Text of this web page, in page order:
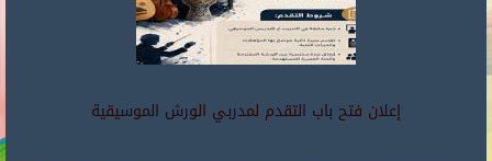
إعلان فتح باب التقدم لمدربي الورش الموسيقية